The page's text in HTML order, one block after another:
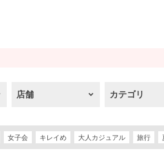
店舗 カテゴリ
女子会 キレイめ 大人カジュアル 旅行